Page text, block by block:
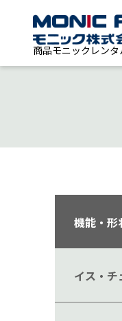
商品モニックレンタ
機能・形
イス・チ